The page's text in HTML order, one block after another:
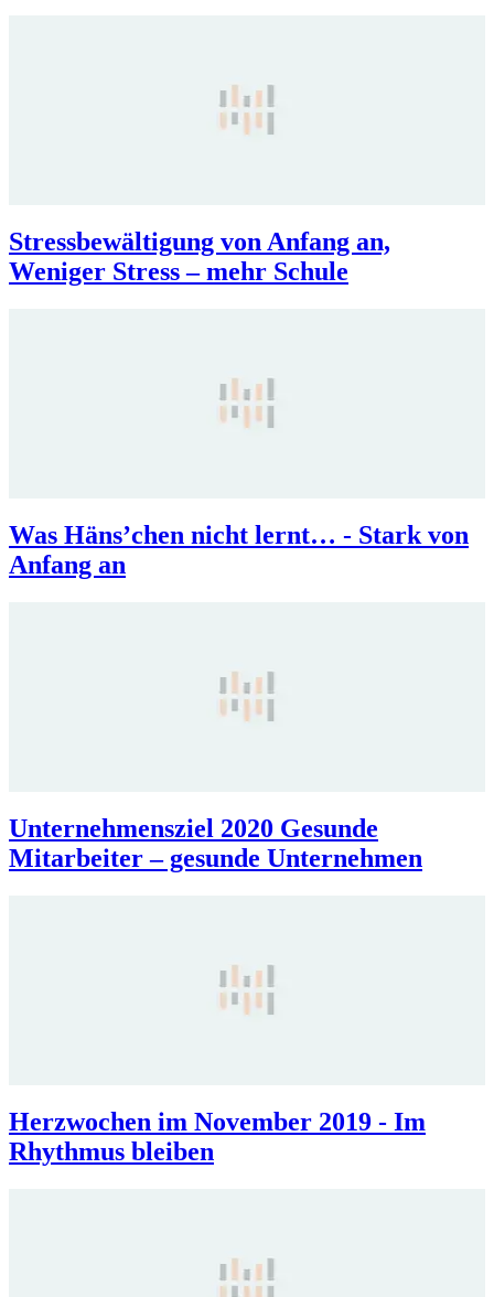
Stressbewältigung von Anfang an,
Weniger Stress – mehr Schule
Was Häns’chen nicht lernt… - Stark von
Anfang an
Unternehmensziel 2020 Gesunde
Mitarbeiter – gesunde Unternehmen
Herzwochen im November 2019 - Im
Rhythmus bleiben